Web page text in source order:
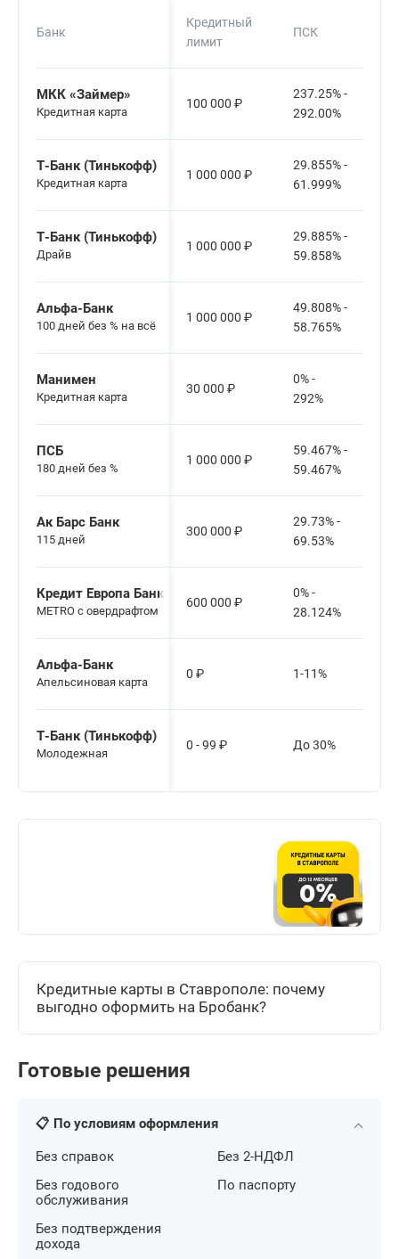
Банк
Кредитный
лимит
ПСК
МКК «Займер»
Кредитная карта
100 000 ₽
237.25% -
292.00%
Т-Банк (Тинькофф)
Кредитная карта
1 000 000 ₽
29.855% -
61.999%
Т-Банк (Тинькофф)
Драйв
1 000 000 ₽
29.885% -
59.858%
Альфа-Банк
100 дней без % на всё
1 000 000 ₽
49.808% -
58.765%
Манимен
Кредитная карта
30 000 ₽
0% -
292%
ПСБ
180 дней без %
1 000 000 ₽
59.467% -
59.467%
Ак Барс Банк
115 дней
300 000 ₽
29.73% -
69.53%
Кредит Европа Банк
METRO с овердрафтом
600 000 ₽
0% -
28.124%
Альфа-Банк
Апельсиновая карта
0 ₽ 1-11%
Т-Банк (Тинькофф)
Молодежная
0 - 99 ₽ До 30%
Кредитные карты в Ставрополе: почему
выгодно оформить на Бробанк?
Готовые решения
📋 По условиям оформления
Без справок
Без годового
обслуживания
Без подтверждения
дохода
Без 2-НДФЛ
По паспорту